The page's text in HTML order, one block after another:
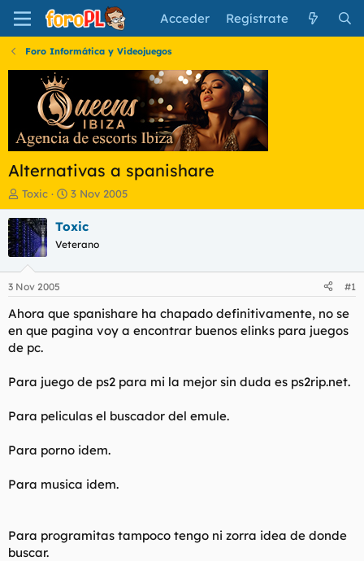
Acceder Regístrate
Foro Informática y Videojuegos
Alternativas a spanishare
I
n
i
c
i
a
d
o
r
e
l
e
a
Toxic
F
e
c
a
i
n
c
3 Nov 2005
Toxic
Veterano
3 Nov 2005 #1
Ahora que spanishare ha chapado definitivamente, no se
en que pagina voy a encontrar buenos elinks para juegos
de pc.
Para juego de ps2 para mi la mejor sin duda es ps2rip.net.
Para peliculas el buscador del emule.
Para porno idem.
Para musica idem.
Para programitas tampoco tengo ni zorra idea de donde
buscar.